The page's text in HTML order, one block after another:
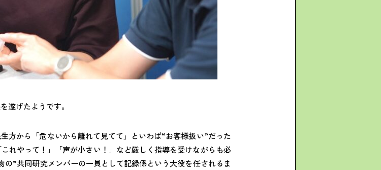
遂げたようです。
方から「危ないから離れて見てて」といわば“お客様扱い”だった
れやって！」「声が小さい！」など厳しく指導を受けながらも必
”共同研究メンバーの一員として記録係という大役を任されるま